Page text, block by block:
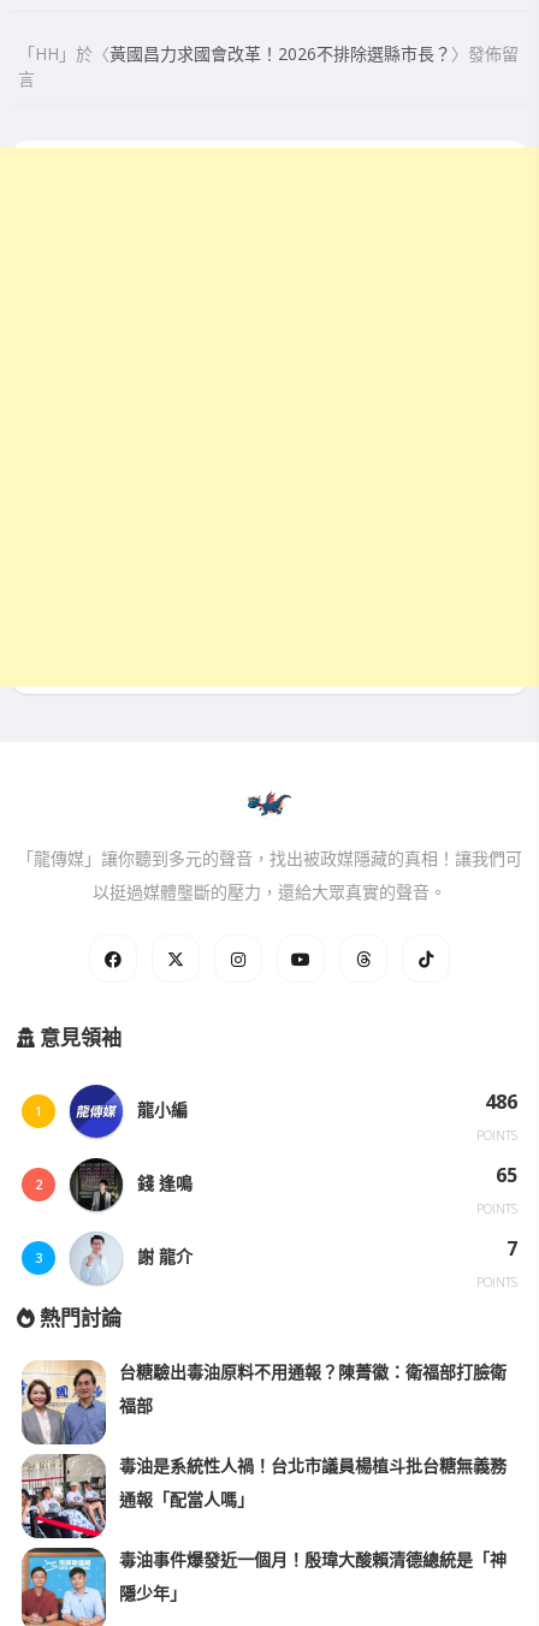
「HH 」於〈黃國昌力求國會改革！2026不排除選縣市長？ 〉發佈留
言
「龍傳媒」讓你聽到多元的聲音，找出被政媒隱藏的真相！讓我們可
以挺過媒體壟斷的壓力，還給大眾真實的聲音。
意見領袖
1 龍小編 486
POINTS
2 錢 逢鳴 65
POINTS
3 謝 龍介 7
POINTS
熱門討論
台糖驗出毒油原料不用通報？陳菁徽：衛福部打臉衛
福部
毒油是系統性人禍！台北市議員楊植斗批台糖無義務
通報「配當人嗎」
毒油事件爆發近一個月！殷瑋大酸賴清德總統是「神
隱少年」